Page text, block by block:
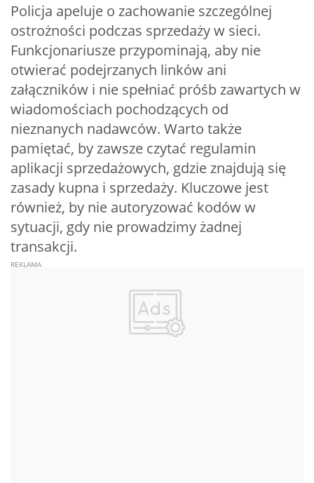
Policja apeluje o zachowanie szczególnej
ostrożności podczas sprzedaży w sieci.
Funkcjonariusze przypominają, aby nie
otwierać podejrzanych linków ani
załączników i nie spełniać próśb zawartych w
wiadomościach pochodzących od
nieznanych nadawców. Warto także
pamiętać, by zawsze czytać regulamin
aplikacji sprzedażowych, gdzie znajdują się
zasady kupna i sprzedaży. Kluczowe jest
również, by nie autoryzować kodów w
sytuacji, gdy nie prowadzimy żadnej
transakcji.